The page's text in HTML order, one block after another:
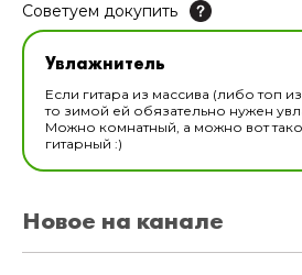
Советуем докупить
Увлажнитель для
В наличии
Увлажнитель
Если гитара из массива (либо топ
то зимой ей обязательно нужен
Можно комнатный, а можно вот
гитарный :)
Новое на канале